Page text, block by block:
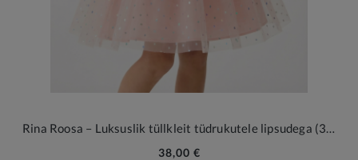
Rina Roosa – Luksuslik tüllkleit tüdrukutele lipsudega (3-12 a)
38,00 €